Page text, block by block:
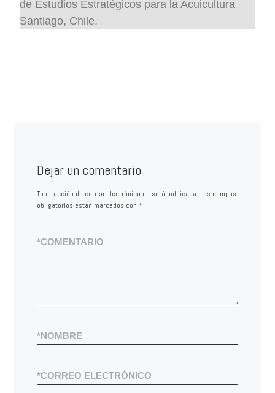
de Estudios Estratégicos para la Acuicultura
Santiago, Chile.
Dejar un comentario
Tu dirección de correo electrónico no será publicada. Los campos
obligatorios están marcados con *
COMENTARIO
*
NOMBRE
*
CORREO ELECTRÓNICO
*